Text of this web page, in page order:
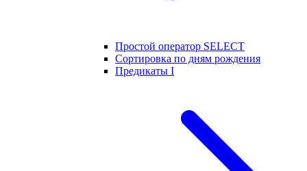
Простой оператор SELECT
Сортировка по дням рождения
Предикаты I